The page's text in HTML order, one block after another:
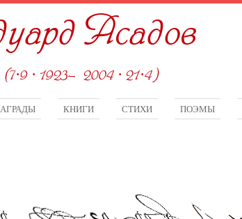
Асадов
(7·9 · 1923—2004 · 21·4)
КНИГИ СТИХИ ПОЭМЫ